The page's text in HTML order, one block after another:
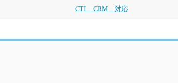
CTI CRM 対応